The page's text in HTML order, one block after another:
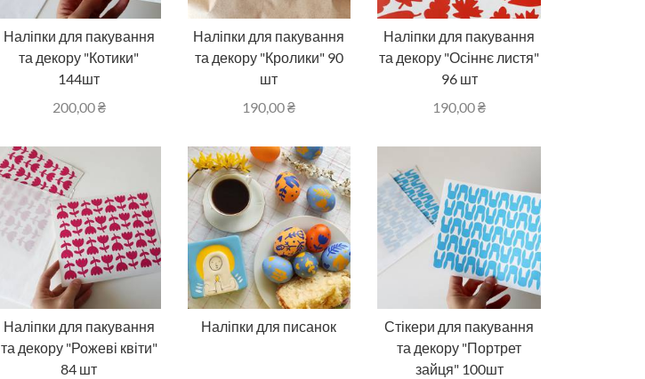
Наліпки для пакування
та декору "Котики"
144шт
200,00₴
Наліпки для пакування
та декору "Кролики" 90
шт
190,00₴
Наліпки для пакування
та декору "Осіннє листя"
96 шт
190,00₴
Наліпки для пакування
та декору "Рожеві квіти"
84 шт
Наліпки для писанок
Стікери для пакування
та декору "Портрет
зайця" 100шт